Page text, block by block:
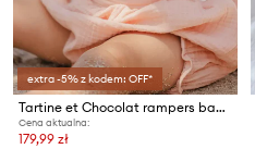
extra -5% z kodem: OFF*
Tartine et Chocolat rampers bawełniany niemowlęcy
Cena aktualna:
179,99 zł